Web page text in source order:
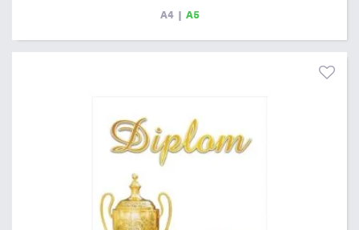
A4| A5